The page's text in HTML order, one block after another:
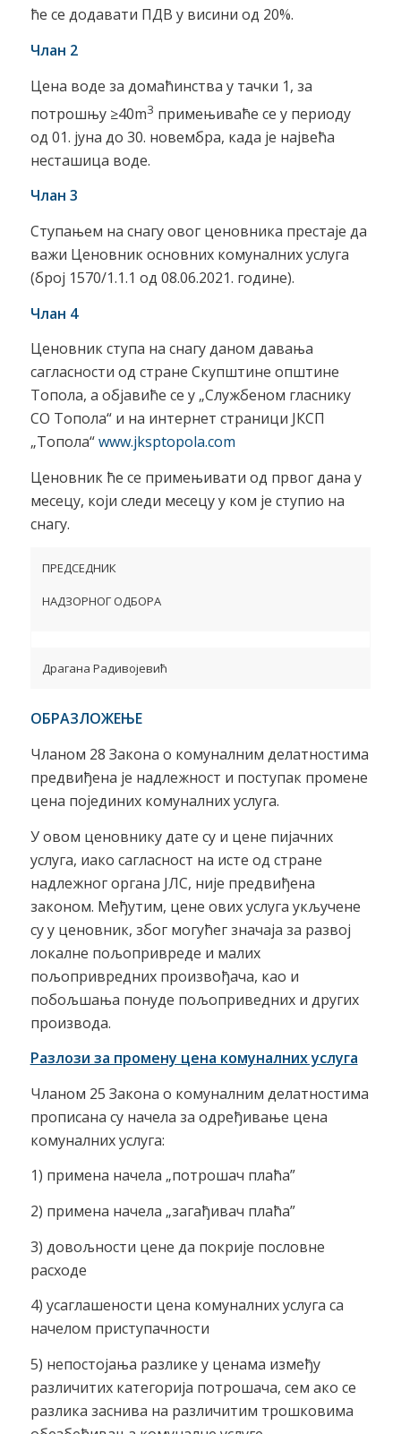
ће се додавати ПДВ у висини од 20%.
Члан 2
Цена воде за домаћинства у тачки 1, за
потрошњу ≥40m3 примењиваће се у периоду
од 01. јуна до 30. новембра, када је највећа
несташица воде.
Члан 3
Ступањем на снагу овог ценовника престаје да
важи Ценовник основних комуналних услуга
(број 1570/1.1.1 од 08.06.2021. године).
Члан 4
Ценовник ступа на снагу даном давања
сагласности од стране Скупштине општине
Топола, а објавиће се у „Службеном гласнику
СО Топола“ и на интернет страници ЈКСП
„Топола“www.jksptopola.com
Ценовник ће се примењивати од првог дана у
месецу, који следи месецу у ком је ступио на
снагу.
ПРЕДСЕДНИК
НАДЗОРНОГ ОДБОРА
Драгана Радивојевић
ОБРАЗЛОЖЕЊЕ
Чланом 28 Закона о комуналним делатностима
предвиђена је надлежност и поступак промене
цена појединих комуналних услуга.
У овом ценовнику дате су и цене пијачних
услуга, иако сагласност на исте од стране
надлежног органа ЈЛС, није предвиђена
законом. Међутим, цене ових услуга укључене
су у ценовник, због могућег значаја за развој
локалне пољопривреде и малих
пољопривредних произвођача, као и
побољшања понуде пољоприведних и других
производа.
Разлози за промену цена комуналних услуга
Чланом 25 Закона о комуналним делатностима
прописана су начела за одређивање цена
комуналних услуга:
1) примена начела „потрошач плаћа”
2) примена начела „загађивач плаћа”
3) довољности цене да покрије пословне
расходе
4) усаглашености цена комуналних услуга са
начелом приступачности
5) непостојања разлике у ценама између
различитих категорија потрошача, сем ако се
разлика заснива на различитим трошковима